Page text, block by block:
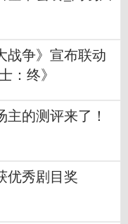
战争》宣布联动
：终》
的测评来了！
优秀剧目奖